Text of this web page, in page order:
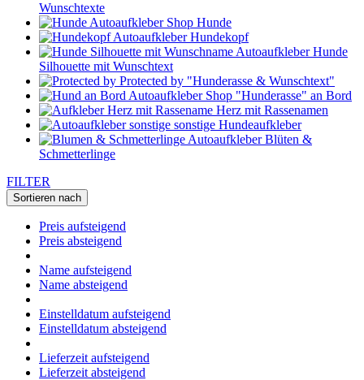
Wunschtexte
Hunde
Hundekopf
Hunde
Silhouette mit Wunschtext
Protected by "Hunderasse & Wunschtext"
"Hunderasse" an Bord
Herz mit Rassenamen
sonstige Hundeaufkleber
Blüten &
Schmetterlinge
FILTER
Sortieren nach
Preis aufsteigend
Preis absteigend
Name aufsteigend
Name absteigend
Einstelldatum aufsteigend
Einstelldatum absteigend
Lieferzeit aufsteigend
Lieferzeit absteigend